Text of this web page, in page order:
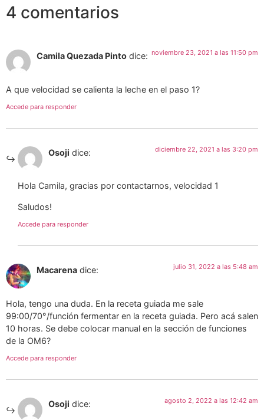
4 comentarios
Camila Quezada Pinto dice: noviembre 23, 2021 a las 11:50 pm
A que velocidad se calienta la leche en el paso 1?
Accede para responder
Osoji dice: diciembre 22, 2021 a las 3:20 pm
Hola Camila, gracias por contactarnos, velocidad 1
Saludos!
Accede para responder
Macarena dice: julio 31, 2022 a las 5:48 am
Hola, tengo una duda. En la receta guiada me sale
99:00/70°/función fermentar en la receta guiada. Pero acá salen
10 horas. Se debe colocar manual en la sección de funciones
de la OM6?
Accede para responder
Osoji dice: agosto 2, 2022 a las 12:42 am